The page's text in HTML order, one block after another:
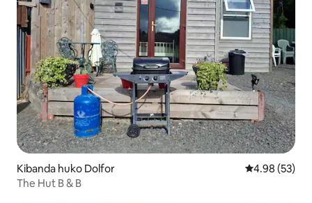
Kibanda huko Dolfor Ukadiriaji wa
4.98 (53)
The Hut B & B